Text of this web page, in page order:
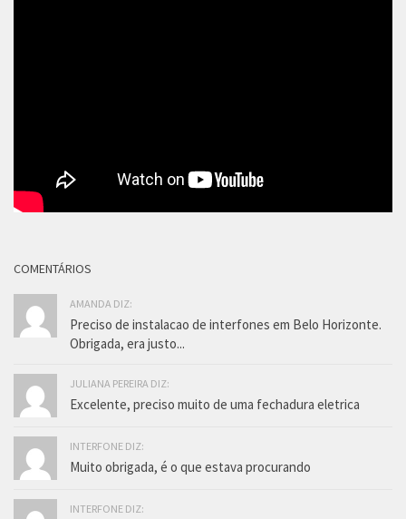
COMENTÁRIOS
AMANDA DIZ:
Preciso de instalacao de interfones em Belo Horizonte.
Obrigada, era justo...
JULIANA PEREIRA DIZ:
Excelente, preciso muito de uma fechadura eletrica
INTERFONE DIZ:
Muito obrigada, é o que estava procurando
INTERFONE DIZ: